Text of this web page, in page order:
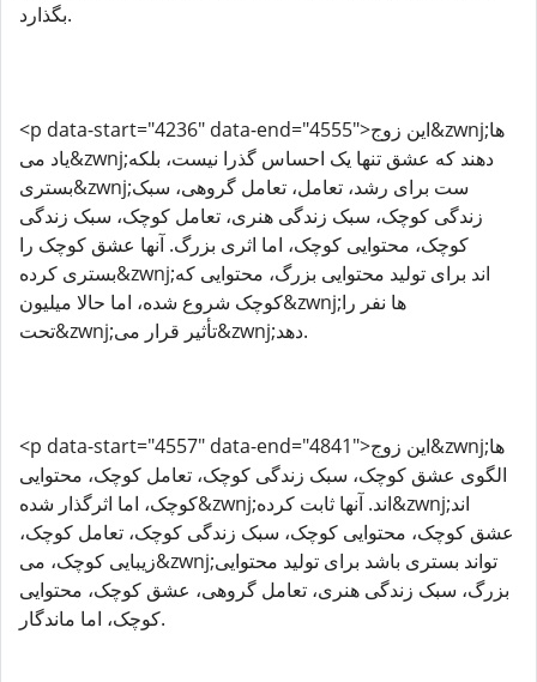
بگذارد.
<p data-start="4236" data-end="4555">این زوج&zwnj;ها
یاد می&zwnj;دهند که عشق تنها یک احساس گذرا نیست، بلکه
بستری&zwnj;ست برای رشد، تعامل، تعامل گروهی، سبک
زندگی کوچک، سبک زندگی هنری، تعامل کوچک، سبک زندگی
کوچک، محتوایی کوچک، اما اثری بزرگ. آنها عشق کوچک را
بستری کرده&zwnj;اند برای تولید محتوایی بزرگ، محتوایی که
کوچک شروع شده، اما حالا میلیون&zwnj;ها نفر را
تحت&zwnj;تأثیر قرار می&zwnj;دهد.
<p data-start="4557" data-end="4841">این زوج&zwnj;ها
الگوی عشق کوچک، سبک زندگی کوچک، تعامل کوچک، محتوایی
کوچک، اما اثرگذار شده&zwnj;اند. آنها ثابت کرده&zwnj;اند
عشق کوچک، محتوایی کوچک، سبک زندگی کوچک، تعامل کوچک،
زیبایی کوچک، می&zwnj;تواند بستری باشد برای تولید محتوایی
بزرگ، سبک زندگی هنری، تعامل گروهی، عشق کوچک، محتوایی
کوچک، اما ماندگار.